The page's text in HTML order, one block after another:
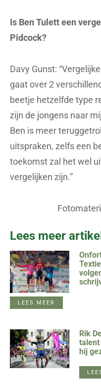
Is Ben Tulett een
Pidcock?
Davy Gunst:
gaat over 2
beetje hetzelfde type
zijn de jongens naar
Ben is meer
uitspraken, zelfs een
toekomst zal het wel
vergelijken zijn.”
Lees meer
LEES MEER
Rik
talent
hij